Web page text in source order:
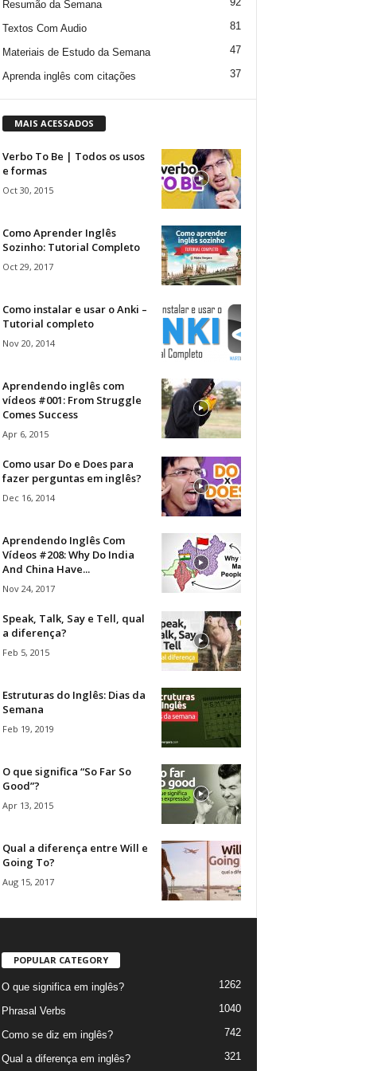
Resumão da Semana
Textos Com Audio 81
Materiais de Estudo da Semana 47
Aprenda inglês com citações 37
MAIS ACESSADOS
Verbo To Be | Todos os usos
e formas
Oct 30, 2015
Como Aprender Inglês
Sozinho: Tutorial Completo
Oct 29, 2017
Como instalar e usar o Anki –
Tutorial completo
Nov 20, 2014
Aprendendo inglês com
vídeos #001: From Struggle
Comes Success
Apr 6, 2015
Como usar Do e Does para
fazer perguntas em inglês?
Dec 16, 2014
Aprendendo Inglês Com
Vídeos #208: Why Do India
And China Have...
Nov 24, 2017
Speak, Talk, Say e Tell, qual
a diferença?
Feb 5, 2015
Estruturas do Inglês: Dias da
Semana
Feb 19, 2019
O que significa “So Far So
Good”?
Apr 13, 2015
Qual a diferença entre Will e
Going To?
Aug 15, 2017
POPULAR CATEGORY
O que significa em inglês? 1262
Phrasal Verbs 1040
Como se diz em inglês? 742
Qual a diferença em inglês? 321